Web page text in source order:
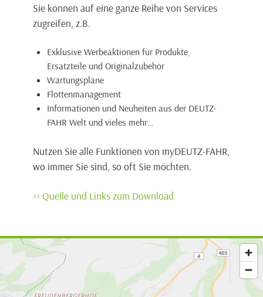
Sie können auf eine ganze Reihe von Services
zugreifen, z.B.
Exklusive Werbeaktionen für Produkte,
Ersatzteile und Originalzubehör
Wartungspläne
Flottenmanagement
Informationen und Neuheiten aus der DEUTZ-
FAHR Welt und vieles mehr…
Nutzen Sie alle Funktionen von myDEUTZ-FAHR,
wo immer Sie sind, so oft Sie möchten.
>> Quelle und Links zum Download